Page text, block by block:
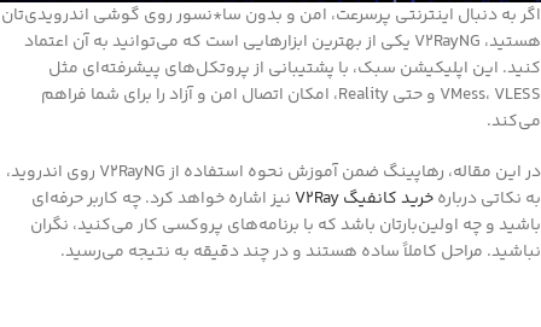
به دنبال اینترنتی پرسرعت، امن و بدون سا*نسور روی گوشی اندرویدی‌تان
هستید، V2RayNG یکی از بهترین ابزارهایی است که می‌توانید به آن اعتماد
این اپلیکیشن سبک، با پشتیبانی از پروتکل‌های پیشرفته‌ای مثل
VMess، VLESS و حتی Reality، امکان اتصال امن و آزاد را برای شما فراهم
در این مقاله، رهاپینگ ضمن آموزش نحوه استفاده از V2RayNG روی اندروید،
نکاتی دربارهخرید کانفیگ V2Ray
نیز اشاره خواهد کرد. چه کاربر حرفه‌ای
و چه اولین‌بارتان باشد که با برنامه‌های پروکسی کار می‌کنید، نگران
مراحل کاملاً ساده هستند و در چند دقیقه به نتیجه می‌رسید.